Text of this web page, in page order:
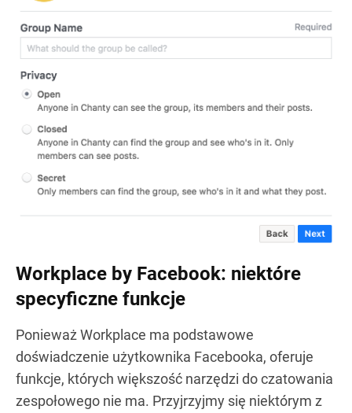
Workplace by Facebook: niektóre
specyficzne funkcje
Ponieważ Workplace ma podstawowe
doświadczenie użytkownika Facebooka, oferuje
funkcje, których większość narzędzi do czatowania
zespołowego nie ma. Przyjrzyjmy się niektórym z